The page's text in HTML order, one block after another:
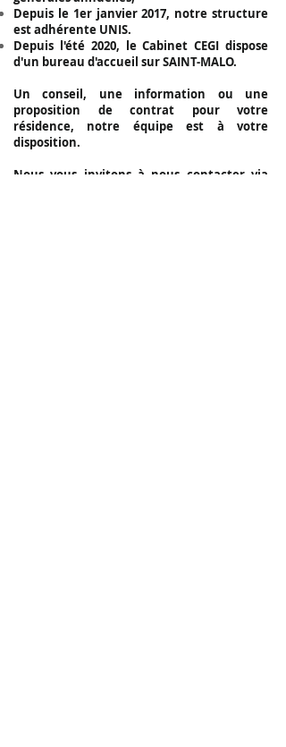
Depuis le 1er janvier 2017, notre structure
est adhérente UNIS.
Depuis l'été 2020, le Cabinet CEGI dispose
d'un bureau d'accueil sur SAINT-MALO.
Un conseil, une information ou une
proposition de contrat pour votre
résidence, notre équipe est à votre
disposition.
Nous vous invitons à nous contacter via